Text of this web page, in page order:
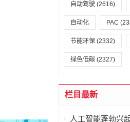
自动驾驶 (2616)
自动化 PAC
节能环保 (2332)
绿色低碳 (2327)
栏目最新
人工智能蓬勃兴